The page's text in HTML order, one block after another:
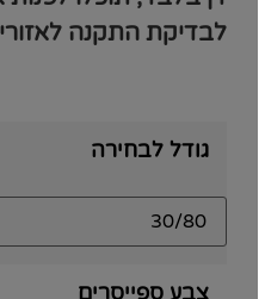
לבדיקת התקנה
גודל לבחירה
צבע ספייסרים